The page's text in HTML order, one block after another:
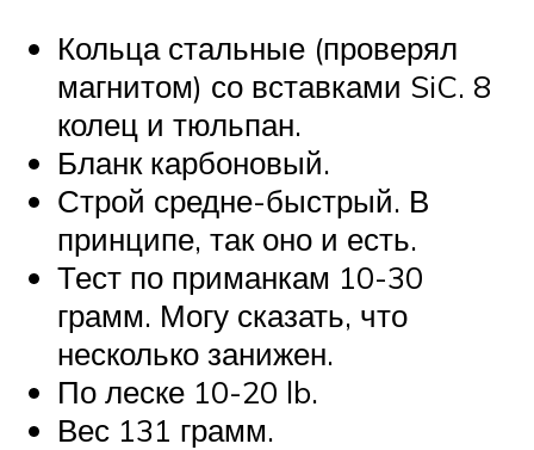
Кольца стальные (проверял
магнитом) со вставками SiC. 8
колец и тюльпан.
Бланк карбоновый.
Строй средне-быстрый. В
принципе, так оно и есть.
Тест по приманкам 10-30
грамм. Могу сказать, что
несколько занижен.
По леске 10-20 lb.
Вес 131 грамм.